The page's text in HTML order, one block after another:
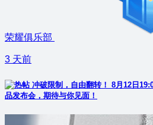
荣耀俱乐部
3 天前
冲破限制，自由翻转！ 8月12日
品发布会，期待与你见面！